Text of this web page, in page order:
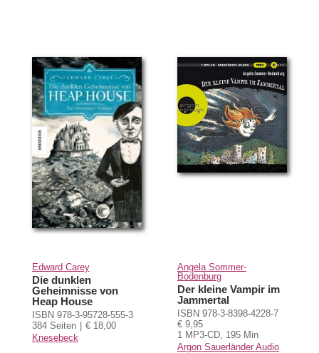
Edward Carey
Die dunklen
Geheimnisse von
Heap House
ISBN 978-3-95728-555-3
384 Seiten
€ 18,00
Knesebeck
Angela Sommer-
Bodenburg
Der kleine Vampir im
Jammertal
ISBN 978-3-8398-4228-7
€ 9,95
1 MP3-CD, 195 Min
Argon Sauerländer Audio